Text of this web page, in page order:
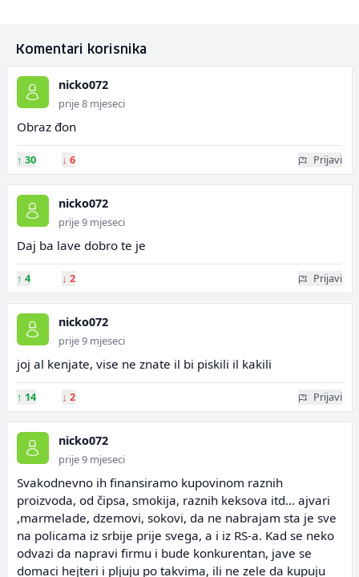
Komentari korisnika
nicko072
prije 8 mjeseci
Obraz đon
↑ 30 ↓ 6 Prijavi
nicko072
prije 9 mjeseci
Daj ba lave dobro te je
↑ 4 ↓ 2 Prijavi
nicko072
prije 9 mjeseci
joj al kenjate, vise ne znate il bi piskili il kakili
↑ 14 ↓ 2 Prijavi
nicko072
prije 9 mjeseci
Svakodnevno ih finansiramo kupovinom raznih
proizvoda, od čipsa, smokija, raznih keksova itd... ajvari
,marmelade, dzemovi, sokovi, da ne nabrajam sta je sve
na policama iz srbije prije svega, a i iz RS-a. Kad se neko
odvazi da napravi firmu i bude konkurentan, jave se
domaci hejteri i pljuju po takvima, ili ne zele da kupuju